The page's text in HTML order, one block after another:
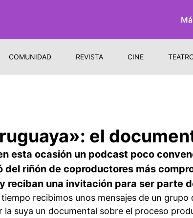
COMUNIDAD REVISTA CINE
el
esta ocasión un podcast poco
del riñón de coproductores más
reciban una invitación para ser parte
tiempo recibimos unos mensajes de un
la suya un documental sobre el proceso